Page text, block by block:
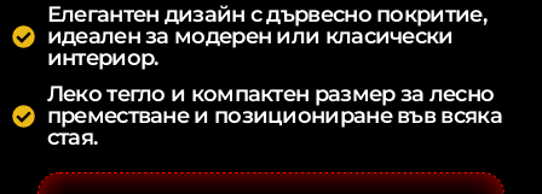
Елегантен дизайн с дървесно покритие,
идеален за модерен или класически
интериор.
Леко тегло и компактен размер за лесно
преместване и позициониране във всяка
стая.